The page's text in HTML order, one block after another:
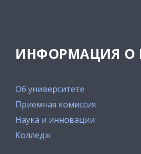
ИНФОРМАЦИЯ О
Об университете
Приемная комиссия
Наука и инновации
Колледж